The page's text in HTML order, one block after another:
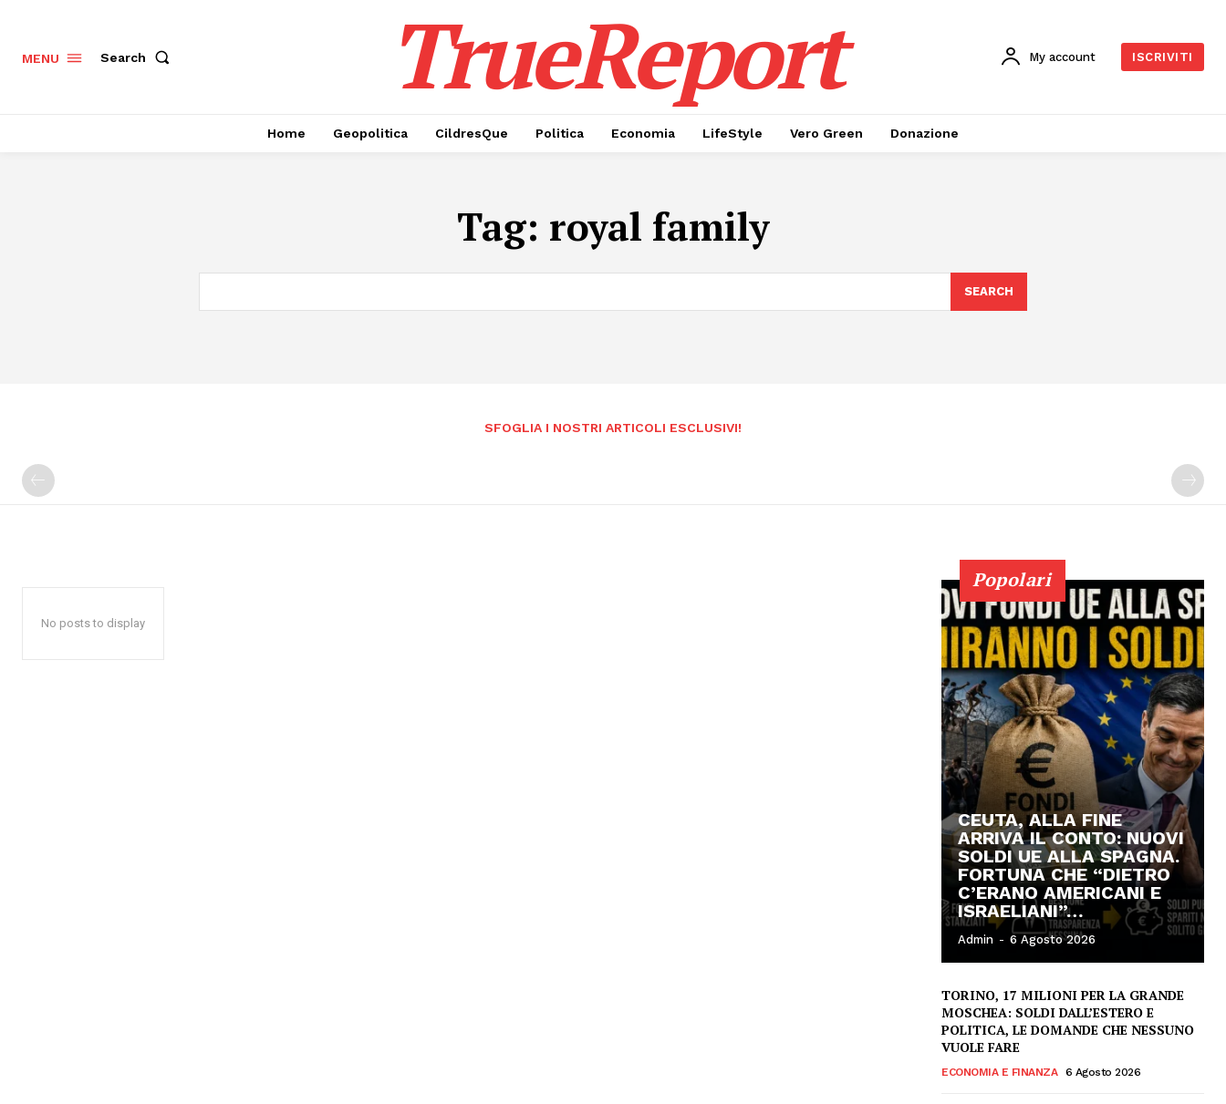
MENU Search TrueReport My account ISCRIVITI
Home Geopolitica CildresQue Politica Economia LifeStyle Vero Green Donazione
Tag: royal family
SEARCH
SFOGLIA I NOSTRI ARTICOLI ESCLUSIVI!
No posts to display
Popolari
CEUTA, ALLA FINE
ARRIVA IL CONTO: NUOVI
SOLDI UE ALLA SPAGNA.
FORTUNA CHE “DIETRO
C’ERANO AMERICANI E
ISRAELIANI”…
Admin - 6 Agosto 2026
TORINO, 17 MILIONI PER LA GRANDE
MOSCHEA: SOLDI DALL’ESTERO E
POLITICA, LE DOMANDE CHE NESSUNO
VUOLE FARE
ECONOMIA E FINANZA 6 Agosto 2026